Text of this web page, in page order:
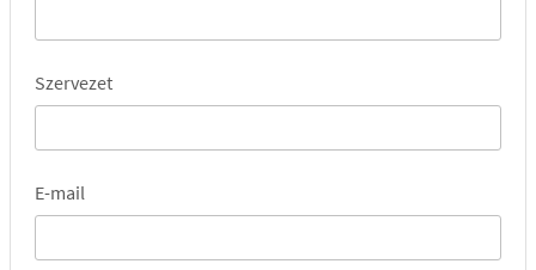
Szervezet
E-mail